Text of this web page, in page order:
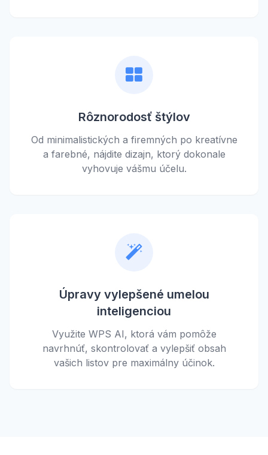
Rôznorodosť štýlov
Od minimalistických a firemných po kreatívne
a farebné, nájdite dizajn, ktorý dokonale
vyhovuje vášmu účelu.
Úpravy vylepšené umelou
inteligenciou
Využite WPS AI, ktorá vám pomôže
navrhnúť, skontrolovať a vylepšiť obsah
vašich listov pre maximálny účinok.